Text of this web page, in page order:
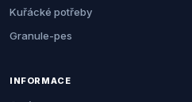
Kuřácké potřeby
Granule-pes
INFORMACE